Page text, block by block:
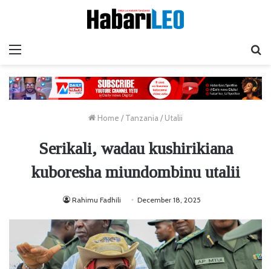
Home / Tanzania/ Utalii
Serikali, wadau kushirikiana
kuboresha miundombinu utalii
Rahimu Fadhili December 18, 2025